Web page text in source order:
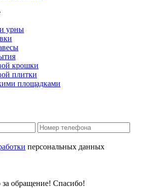
урны
крошки
плитки
персональных данных
Спасибо!